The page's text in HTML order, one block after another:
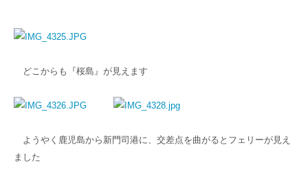
どこからも『桜島』が見えます
ようやく鹿児島から新門司港に、交差点を曲がるとフェリーが見え
ました